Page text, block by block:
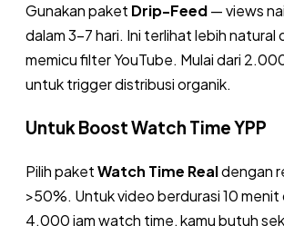
Gunakan paket Drip-Feed— views
dalam 3-7 hari. Ini terlihat lebih natural
memicu filter YouTube. Mulai dari
untuk trigger distribusi organik.
Untuk Boost Watch Time YPP
Pilih paketWatch Time Realdengan
>50%. Untuk video berdurasi 10
4.000 jam watch time, kamu butuh